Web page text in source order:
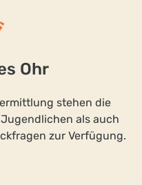
Ohr
stehen die
als auch
zur Verfügung.